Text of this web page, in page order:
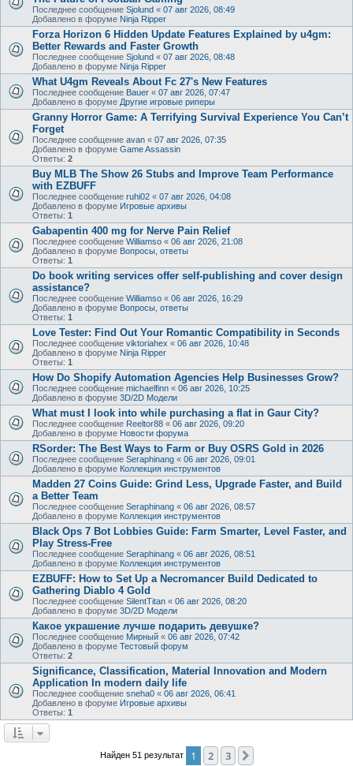
Последнее сообщение Sjolund « 07 авг 2026, 08:49
Добавлено в форуме Ninja Ripper
Forza Horizon 6 Hidden Update Features Explained by u4gm:
Better Rewards and Faster Growth
Последнее сообщение Sjolund « 07 авг 2026, 08:48
Добавлено в форуме Ninja Ripper
What U4gm Reveals About Fc 27's New Features
Последнее сообщение Bauer « 07 авг 2026, 07:47
Добавлено в форуме Другие игровые риперы
Granny Horror Game: A Terrifying Survival Experience You Can’t
Forget
Последнее сообщение avan « 07 авг 2026, 07:35
Добавлено в форуме Game Assassin
Ответы: 2
Buy MLB The Show 26 Stubs and Improve Team Performance
with EZBUFF
Последнее сообщение ruhi02 « 07 авг 2026, 04:08
Добавлено в форуме Игровые архивы
Ответы: 1
Gabapentin 400 mg for Nerve Pain Relief
Последнее сообщение Williamso « 06 авг 2026, 21:08
Добавлено в форуме Вопросы, ответы
Ответы: 1
Do book writing services offer self-publishing and cover design
assistance?
Последнее сообщение Williamso « 06 авг 2026, 16:29
Добавлено в форуме Вопросы, ответы
Ответы: 1
Love Tester: Find Out Your Romantic Compatibility in Seconds
Последнее сообщение viktoriahex « 06 авг 2026, 10:48
Добавлено в форуме Ninja Ripper
Ответы: 1
How Do Shopify Automation Agencies Help Businesses Grow?
Последнее сообщение michaelfinn « 06 авг 2026, 10:25
Добавлено в форуме 3D/2D Модели
What must I look into while purchasing a flat in Gaur City?
Последнее сообщение Reeltor88 « 06 авг 2026, 09:20
Добавлено в форуме Новости форума
RSorder: The Best Ways to Farm or Buy OSRS Gold in 2026
Последнее сообщение Seraphinang « 06 авг 2026, 09:01
Добавлено в форуме Коллекция инструментов
Madden 27 Coins Guide: Grind Less, Upgrade Faster, and Build
a Better Team
Последнее сообщение Seraphinang « 06 авг 2026, 08:57
Добавлено в форуме Коллекция инструментов
Black Ops 7 Bot Lobbies Guide: Farm Smarter, Level Faster, and
Play Stress-Free
Последнее сообщение Seraphinang « 06 авг 2026, 08:51
Добавлено в форуме Коллекция инструментов
EZBUFF: How to Set Up a Necromancer Build Dedicated to
Gathering Diablo 4 Gold
Последнее сообщение SilentTitan « 06 авг 2026, 08:20
Добавлено в форуме 3D/2D Модели
Какое украшение лучше подарить девушке?
Последнее сообщение Мирный « 06 авг 2026, 07:42
Добавлено в форуме Тестовый форум
Ответы: 2
Significance, Classification, Material Innovation and Modern
Application In modern daily life
Последнее сообщение sneha0 « 06 авг 2026, 06:41
Добавлено в форуме Игровые архивы
Ответы: 1
Найден 51 результат 1 2 3